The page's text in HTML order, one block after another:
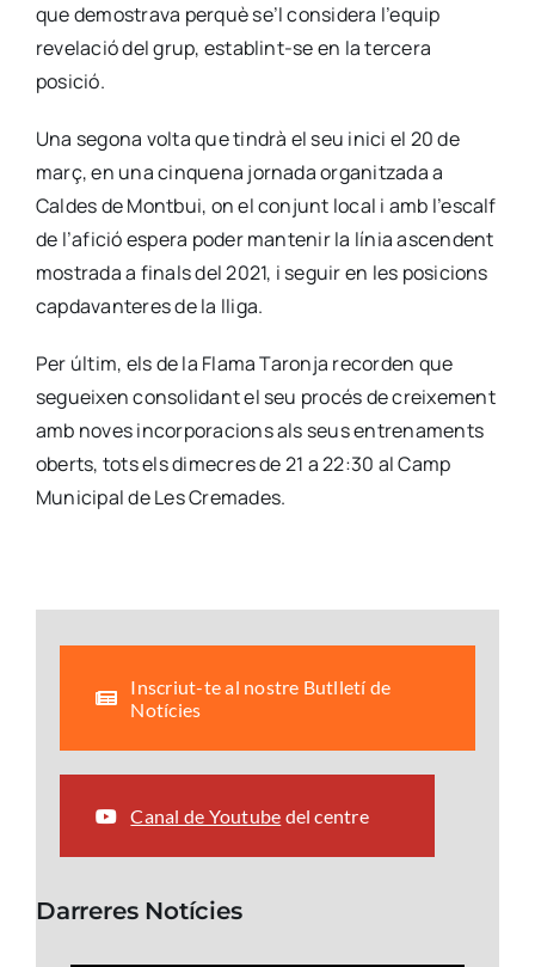
que demostrava perquè se’l considera l’equip
revelació del grup, establint-se en la tercera
posició.
Una segona volta que tindrà el seu inici el 20 de
març, en una cinquena jornada organitzada a
Caldes de Montbui, on el conjunt local i amb l’escalf
de l’afició espera poder mantenir la línia ascendent
mostrada a finals del 2021, i seguir en les posicions
capdavanteres de la lliga.
Per últim, els de la Flama Taronja recorden que
segueixen consolidant el seu procés de creixement
amb noves incorporacions als seus entrenaments
oberts, tots els dimecres de 21 a 22:30 al Camp
Municipal de Les Cremades.
Inscriut-te al nostre Butlletí de
Notícies
Canal de Youtube del centre
Darreres Notícies